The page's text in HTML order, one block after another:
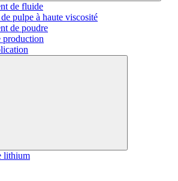
de fluide
pulpe à haute viscosité
de poudre
production
lithium